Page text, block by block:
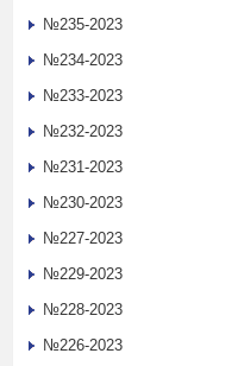
№235-2023
№234-2023
№233-2023
№232-2023
№231-2023
№230-2023
№227-2023
№229-2023
№228-2023
№226-2023